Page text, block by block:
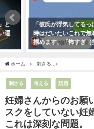
「彼氏が浮気してるっぽい」っ
時はだいたいこれで無事、真実
掴めます。「怖すぎ（笑）」
ホーム 刺さる
刺さる 考える 話題
妊婦さんからのお願
スクをしていない妊
これは深刻な問題。